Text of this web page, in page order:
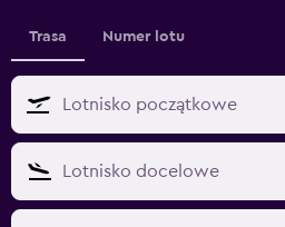
Trasa Numer lotu